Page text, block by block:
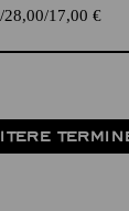
28,00 17,00 €